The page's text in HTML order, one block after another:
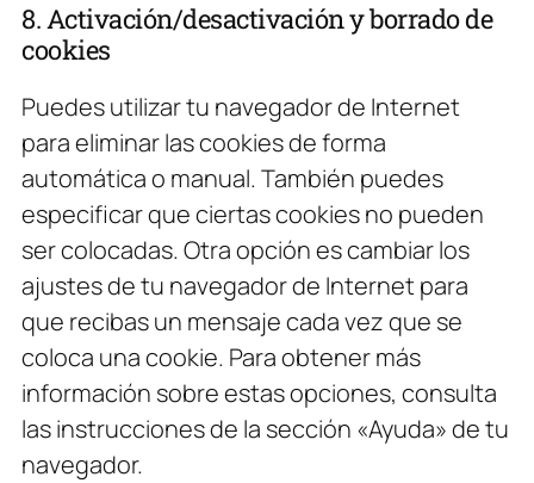
8. Activación/desactivación y borrado de
cookies
Puedes utilizar tu navegador de Internet
para eliminar las cookies de forma
automática o manual. También puedes
especificar que ciertas cookies no pueden
ser colocadas. Otra opción es cambiar los
ajustes de tu navegador de Internet para
que recibas un mensaje cada vez que se
coloca una cookie. Para obtener más
información sobre estas opciones, consulta
las instrucciones de la sección «Ayuda» de tu
navegador.